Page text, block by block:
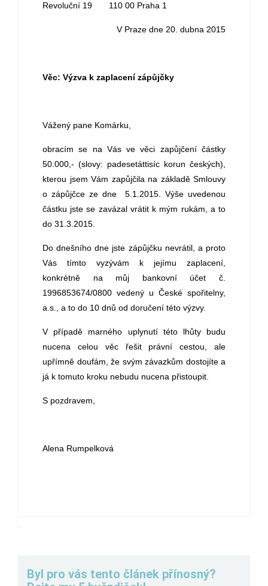
Revoluční 19 110 00 Praha 1
V Praze dne 20. dubna 2015
Věc: Výzva k zaplacení zápůjčky
Vážený pane Komárku,
obracím se na Vás ve věci zapůjčení částky
50.000,- (slovy: padesetáttisíc korun českých),
kterou jsem Vám zapůjčila na základě Smlouvy
o zápůjčce ze dne 5.1.2015. Výše uvedenou
částku jste se zavázal vrátit k mým rukám, a to
do 31.3.2015.
Do dnešního dne jste zápůjčku nevrátil, a proto
Vás tímto vyzývám k jejímu zaplacení,
konkrétně na můj bankovní účet č.
1996853674/0800 vedený u České spořitelny,
a.s., a to do 10 dnů od doručení této výzvy.
V případě marného uplynutí této lhůty budu
nucena celou věc řešit právní cestou, ale
upřímně doufám, že svým závazkům dostojíte a
já k tomuto kroku nebudu nucena přistoupit.
S pozdravem,
Alena Rumpelková
.
Byl pro vás tento článek přínosný?